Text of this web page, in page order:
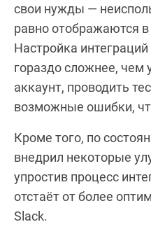
свои нужды —
равно отображаются
Настройка
гораздо сложнее, чем
аккаунт, проводить
возможные ошибки,
Кроме того, по
внедрил некоторые
упростив процесс
отстаёт от более
Slack.